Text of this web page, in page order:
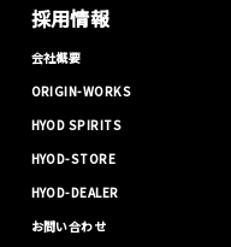
採用情報
会社概要
ORIGIN-WORKS
HYOD SPIRITS
HYOD-STORE
HYOD-DEALER
お問い合わせ